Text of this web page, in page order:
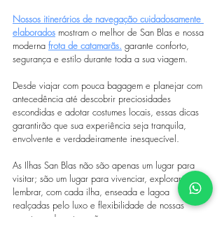
Nossos itinerários de navegação cuidadosamente
elaborados mostram o melhor de San Blas e nossa
moderna frota de catamarãs. garante conforto,
segurança e estilo durante toda a sua viagem.
Desde viajar com pouca bagagem e planejar com
antecedência até descobrir preciosidades
escondidas e adotar costumes locais, essas dicas
garantirão que sua experiência seja tranquila,
envolvente e verdadeiramente inesquecível.
As Ilhas San Blas não são apenas um lugar para
visitar; são um lugar para vivenciar, explorar e
lembrar, com cada ilha, enseada e lagoa
realçadas pelo luxo e flexibilidade de nossas
aventuras de catamarã.